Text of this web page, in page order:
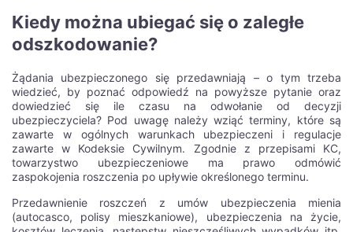
Kiedy można ubiegać się o zaległe
odszkodowanie?
Żądania ubezpieczonego się przedawniają – o tym trzeba
wiedzieć, by poznać odpowiedź na powyższe pytanie oraz
dowiedzieć się ile czasu na odwołanie od decyzji
ubezpieczyciela? Pod uwagę należy wziąć terminy, które są
zawarte w ogólnych warunkach ubezpieczeni i regulacje
zawarte w Kodeksie Cywilnym. Zgodnie z przepisami KC,
towarzystwo ubezpieczeniowe ma prawo odmówić
zaspokojenia roszczenia po upływie określonego terminu.
Przedawnienie roszczeń z umów ubezpieczenia mienia
(autocasco, polisy mieszkaniowe), ubezpieczenia na życie,